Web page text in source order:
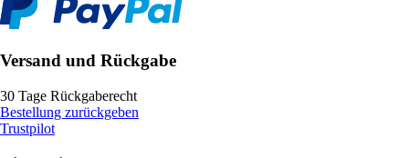
Versand und Rückgabe
30 Tage Rückgaberecht
Bestellung zurückgeben
Trustpilot